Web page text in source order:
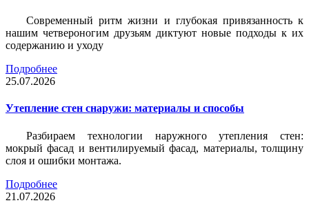
Современный ритм жизни и глубокая привязанность к
нашим четвероногим друзьям диктуют новые подходы к их
содержанию и уходу
Подробнее
25.07.2026
Утепление стен снаружи: материалы и способы
Разбираем технологии наружного утепления стен:
мокрый фасад и вентилируемый фасад, материалы, толщину
слоя и ошибки монтажа.
Подробнее
21.07.2026